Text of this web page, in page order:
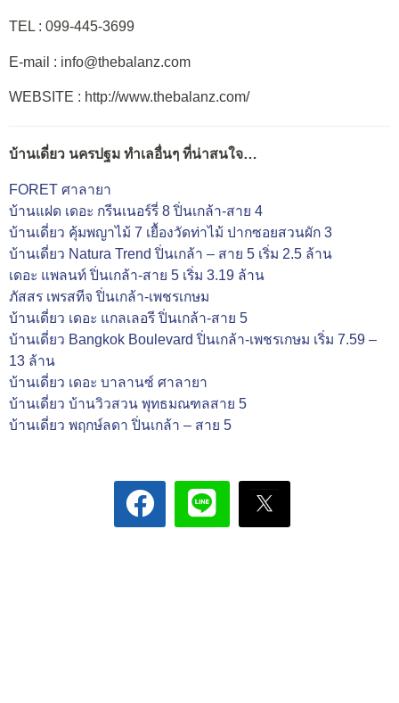
TEL : 099-445-3699
E-mail : info@thebalanz.com
WEBSITE : http://www.thebalanz.com/
บ้านเดี่ยว นครปฐม ทำเลอื่นๆ ที่น่าสนใจ…
FORET ศาลายา
บ้านแฝด เดอะ กรีนเนอร์รี่ 8 ปิ่นเกล้า-สาย 4
บ้านเดี่ยว คุ้มพญาไม้ 7 เยื้องวัดท่าไม้ ปากซอยสวนผัก 3
บ้านเดี่ยว Natura Trend ปิ่นเกล้า – สาย 5 เริ่ม 2.5 ล้าน
เดอะ แพลนท์ ปิ่นเกล้า-สาย 5 เริ่ม 3.19 ล้าน
ภัสสร เพรสทีจ ปิ่นเกล้า-เพชรเกษม
บ้านเดี่ยว เดอะ แกลเลอรี ปิ่นเกล้า-สาย 5
บ้านเดี่ยว Bangkok Boulevard ปิ่นเกล้า-เพชรเกษม เริ่ม 7.59 –
13 ล้าน
บ้านเดี่ยว เดอะ บาลานซ์ ศาลายา
บ้านเดี่ยว บ้านวิวสวน พุทธมณฑลสาย 5
บ้านเดี่ยว พฤกษ์ลดา ปิ่นเกล้า – สาย 5